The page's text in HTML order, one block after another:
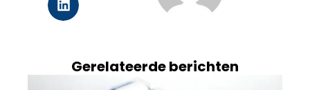
Gerelateerde berichten